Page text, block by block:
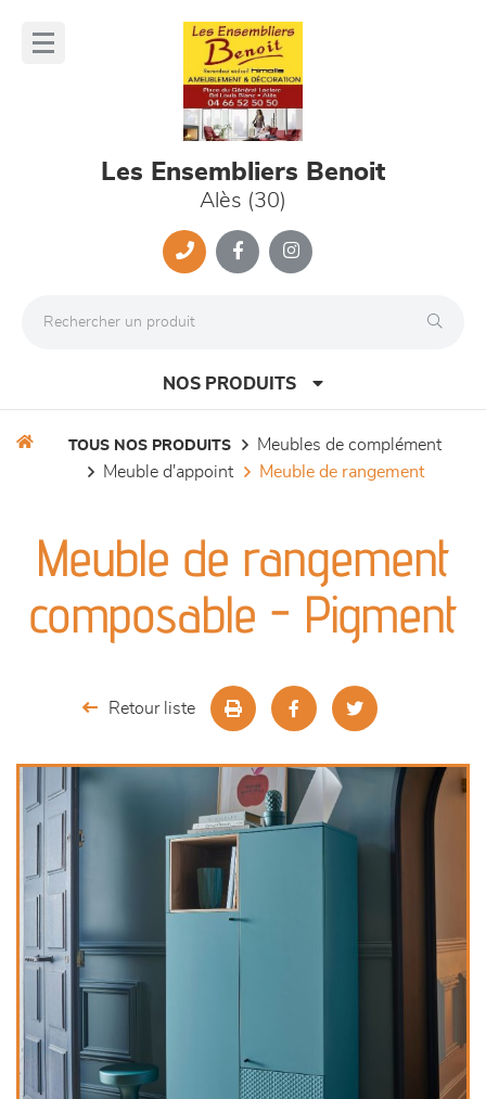
Les Ensembliers Benoit
Alès (30)
NOS PRODUITS
séjours
meubles de complément
décoration
TOUS NOS PRODUITS
meubles de complément
meuble d'appoint
meuble de rangement
Meuble de rangement
composable - Pigment
Retour liste